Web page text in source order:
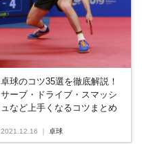
卓球のコツ35選を徹底解説！
サーブ・ドライブ・スマッシ
ュなど上手くなるコツまとめ
2021.12.16 卓球